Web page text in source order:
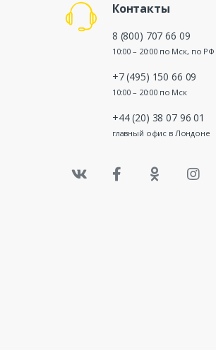
Контакты
8 (800) 707 66 09
10:00 – 20:00 по Мск, по
+7 (495) 150 66 09
10:00 – 20:00 по Мск
+44 (20) 38 07 96 01
главный офис в Лондоне